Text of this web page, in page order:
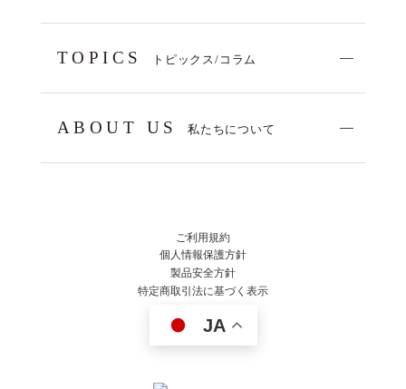
TOPICS トピックス/コラム
ABOUT US 私たちについて
ご利用規約
個人情報保護方針
製品安全方針
特定商取引法に基づく表示
JA